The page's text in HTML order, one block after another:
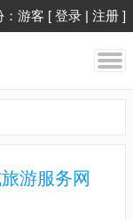
：游客 [ 登录 | 注册 ]
游服务网